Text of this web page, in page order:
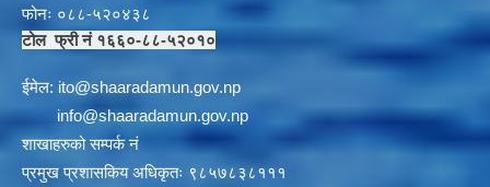
फोनः ०८८-५२०४३८
टोल फ्री नं १६६०-८८-५२०१०
ईमेल: ito@shaaradamun.gov.np
info@shaaradamun.gov.np
शाखाहरुको सम्पर्क नं
प्रमुख प्रशासकिय अधिकृतः ९८५७८३८१११